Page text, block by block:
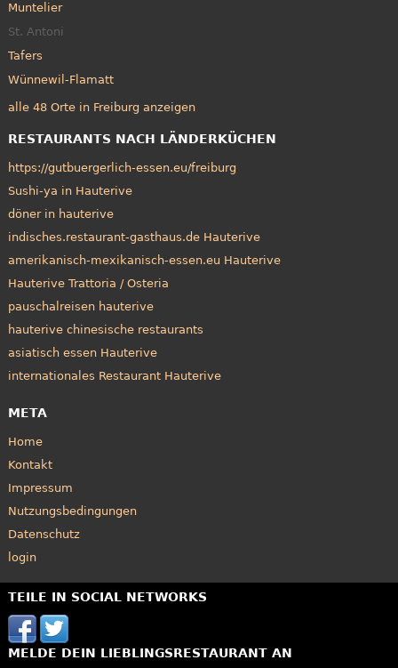
Muntelier
St. Antoni
Tafers
Wünnewil-Flamatt
alle 48 Orte in Freiburg anzeigen
RESTAURANTS NACH LÄNDERKÜCHEN
https://gutbuergerlich-essen.eu/freiburg
Sushi-ya in Hauterive
döner in hauterive
indisches.restaurant-gasthaus.de Hauterive
amerikanisch-mexikanisch-essen.eu Hauterive
Hauterive Trattoria / Osteria
pauschalreisen hauterive
hauterive chinesische restaurants
asiatisch essen Hauterive
internationales Restaurant Hauterive
META
Home
Kontakt
Impressum
Nutzungsbedingungen
Datenschutz
login
TEILE IN SOCIAL NETWORKS
MELDE DEIN LIEBLINGSRESTAURANT AN